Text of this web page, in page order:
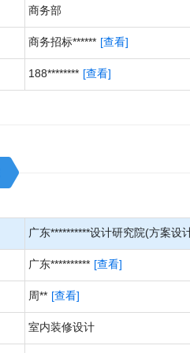
商务部
商务招标****** [查看]
188******** [查看]
广东**********设计研究院(方案设
广东********** [查看]
周** [查看]
室内装修设计